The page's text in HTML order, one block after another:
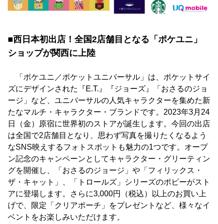
■西日本初出店！全国2店舗目となる「ポケユニ」
ショップが関西に上陸
「ポケユニ／ポケットユニバーサル」は、ポケットサイ
ズにデザインされた『E.T.』『ジョーズ』「おさるのジョ
ージ」など、ユニバーサルの人気キャラクターを集めた新
たなマルチ・キャラクター・ブランドです。2023年3月24
日（金）原宿に世界初のストアが誕生します。今回の出店
は全国で2店舗目となり、思わず写真を撮りたくなるよう
なSNS映えするフォトスポットも魅力の1つです。オープ
ン記念のキャンペーンとしてキャラクター・グリーティン
グを開催し、「おさるのジョージ」や「フィリックス・
ザ・キャット」、「トロールズ」シリーズのポピーがスト
アに登場します。さらに3,000円（税込）以上のお買い上
げで、限定「クリアポーチ」をプレゼントなど、様々なイ
ベントをお楽しみいただけます。